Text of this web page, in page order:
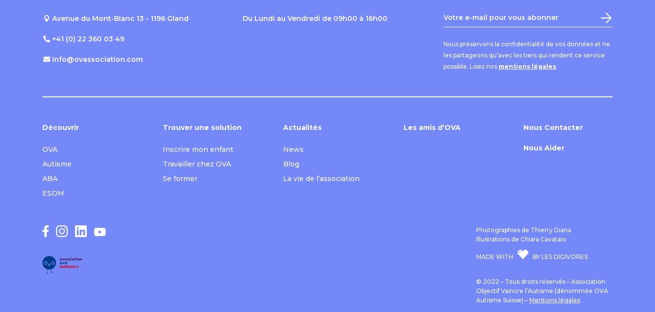
Avenue du Mont-Blanc 13 - 1196 Gland
+41 (0) 22 360 03 49
info@ovassociation.com
Du Lundi au Vendredi de 09h00 à 16h00
Nous préservons la confidentialité de vos données et ne
les partageons qu’avec les tiers qui rendent ce service
possible. Lisez nos mentions légales.
Découvrir
OVA
Autisme
ABA
ESDM
Trouver une solution
Inscrire mon enfant
Travailler chez OVA
Se former
Actualités
News
Blog
La vie de l’association
Les amis d’OVA Nous Contacter
Nous Aider
Photographies de Thierry Diana
Illustrations de Chiara Cavataio
MADE WITH BY LES DIGIVORES
© 2022 – Tous droits réservés – Association
Objectif Vaincre l’Autisme (dénommée OVA
Autisme Suisse) – Mentions légales